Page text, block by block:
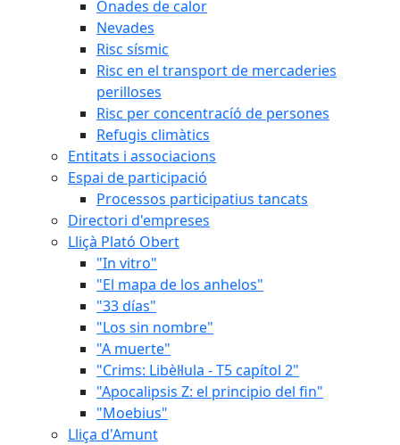
Onades de calor
Nevades
Risc sísmic
Risc en el transport de mercaderies
perilloses
Risc per concentracíó de persones
Refugis climàtics
Entitats i associacions
Espai de participació
Processos participatius tancats
Directori d'empreses
Lliçà Plató Obert
"In vitro"
"El mapa de los anhelos"
"33 días"
"Los sin nombre"
"A muerte"
"Crims: Libèl·lula - T5 capítol 2"
"Apocalipsis Z: el principio del fin"
"Moebius"
Lliça d'Amunt